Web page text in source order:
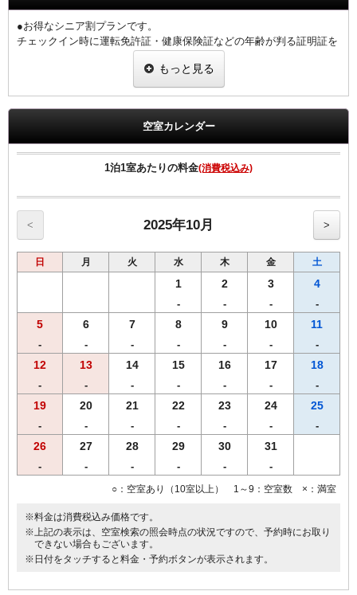
●お得なシニア割プランです。
チェックイン時に運転免許証・健康保険証などの年齢が判る証明証を
1室につき、1名様の証明証の提示をお願いします。
※提示なき場合は割引無しの料金を適用させていただきます。
・全室Ｗi－Ｆi無料接続＆加湿空気清浄機＆枕元にＵＳＢコンセント
完備。
・ご宿泊者様専用の大浴場をご利用いただけます。
もっと見る
空室カレンダー
1泊1室あたりの料金(消費税込み)
< 2025年10月 >
日 月 火 水 木 金 土
1
-
2
-
3
-
4
-
5
-
6
-
7
-
8
-
9
-
10
-
11
-
12
-
13
-
14
-
15
-
16
-
17
-
18
-
19
-
20
-
21
-
22
-
23
-
24
-
25
-
26
-
27
-
28
-
29
-
30
-
31
-
○：空室あり（10室以上） 1～9：空室数 ×：満室
※料金は消費税込み価格です。
※上記の表示は、空室検索の照会時点の状況ですので、予約時にお取り
できない場合もございます。
※日付をタッチすると料金・予約ボタンが表示されます。